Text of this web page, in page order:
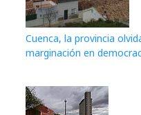
Cuenca, la provincia
marginación en